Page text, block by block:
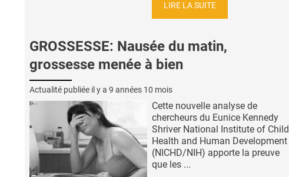
LIRE LA SUITE
GROSSESSE: Nausée du matin,
grossesse menée à bien
Actualité publiée il y a 9 années 10 mois
Cette nouvelle analyse de
chercheurs du Eunice Kennedy
Shriver National Institute of Child
Health and Human Development
(NICHD/NIH) apporte la preuve
que les ...